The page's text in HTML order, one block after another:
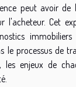
peut avoir de
l'acheteur. Cet
le processus de
les enjeux de